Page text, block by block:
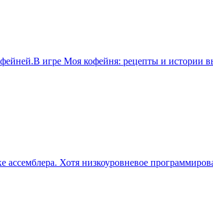
игре Моя кофейня: рецепты и истории
Хотя низкоуровневое